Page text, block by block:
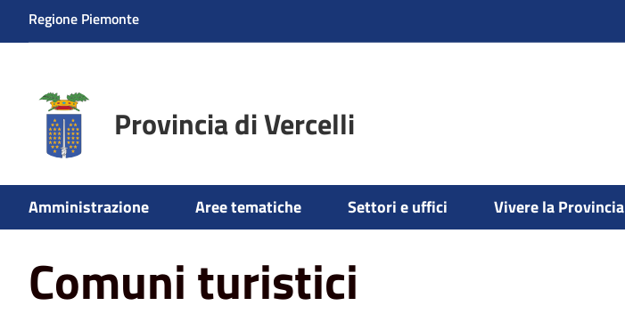
Regione Piemonte
Provincia di Vercelli
Amministrazione Aree tematiche Settori e uffici Vivere la Provincia
Home Aree tematiche Turismo Turismo Comuni turistici
Comuni turistici